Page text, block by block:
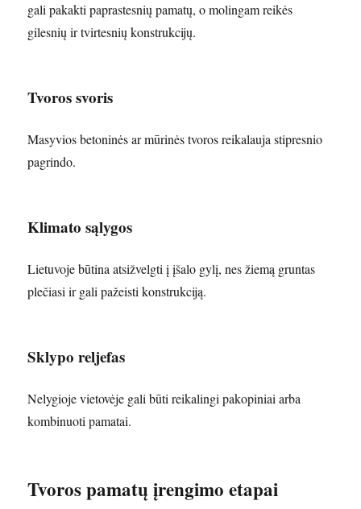
gali pakakti paprastesnių pamatų, o molingam reikės
gilesnių ir tvirtesnių konstrukcijų.
Tvoros svoris
Masyvios betoninės ar mūrinės tvoros reikalauja stipresnio
pagrindo.
Klimato sąlygos
Lietuvoje būtina atsižvelgti į įšalo gylį, nes žiemą gruntas
plečiasi ir gali pažeisti konstrukciją.
Sklypo reljefas
Nelygioje vietovėje gali būti reikalingi pakopiniai arba
kombinuoti pamatai.
Tvoros pamatų įrengimo etapai